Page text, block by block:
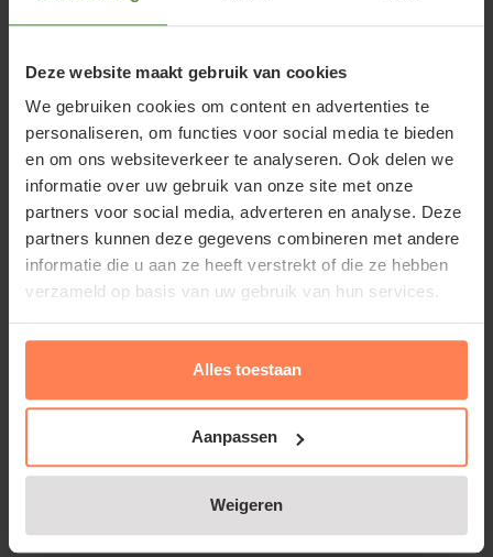
Deze website maakt gebruik van cookies
We gebruiken cookies om content en advertenties te
personaliseren, om functies voor social media te bieden
en om ons websiteverkeer te analyseren. Ook delen we
informatie over uw gebruik van onze site met onze
partners voor social media, adverteren en analyse. Deze
partners kunnen deze gegevens combineren met andere
informatie die u aan ze heeft verstrekt of die ze hebben
verzameld op basis van uw gebruik van hun services.
Alles toestaan
Aanpassen
Weigeren
gele treurwilg ca. 2 meter per jaar. Een katjeswilg
houdt het op 10 - 20 cm per jaar.
Waar plant je een treurwilg?
Antwoord: Bij voorkeur in de volle grond aan de
rand van een vijver of aan de waterkant, in de zon of
Hoe groot kan een treurwilg worden?
Antwoord: Afhankelijk van de standplaats kan de